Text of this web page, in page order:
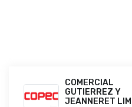
COMERCIAL
GUTIERREZ Y
JEANNERET